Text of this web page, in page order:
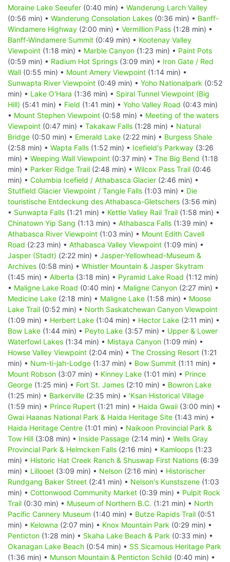
Moraine Lake Seeufer (0:40 min) • Wanderung Larch Valley
(0:56 min) • Wanderung Consolation Lakes (0:36 min) • Banff-
Windamere Highway (2:00 min) • Vermillion Pass (1:28 min) •
Banff-Windamere Summit (0:49 min) • Kootenay Valley
Viewpoint (1:18 min) • Marble Canyon (1:23 min) • Paint Pots
(0:59 min) • Radium Hot Springs (3:09 min) • Iron Gate / Red
Wall (0:55 min) • Mount Amery Viewpoint (1:14 min) •
Sunwapta River Viewpoint (0:49 min) • Yoho Nationalpark (0:52
min) • Lake O'Hara (1:36 min) • Spiral Tunnel Viewpoint (Big
Hill) (5:41 min) • Field (1:41 min) • Yoho Valley Road (0:43 min)
• Mount Stephen Viewpoint (0:58 min) • Meeting of the waters
Viewpoint (0:47 min) • Takakaw Falls (1:28 min) • Natural
Bridge (0:50 min) • Emerald Lake (2:22 min) • Burgess Shale
(2:58 min) • Wapta Falls (1:52 min) • Icefield's Parkway (3:26
min) • Weeping Wall Viewpoint (0:37 min) • The Big Bend (1:18
min) • Parker Ridge Trail (2:48 min) • Wilcox Pass Trail (0:46
min) • Columbia Icefield / Athabasca Glacier (2:46 min) •
Stutfield Glacier Viewpoint / Tangle Falls (1:03 min) • Die
touristische Entdeckung des Athabasca-Gletschers (3:56 min)
• Sunwapta Falls (1:21 min) • Kettle Valley Rail Trail (1:58 min) •
Chinatown Yip Sang (1:13 min) • Athabasca Falls (1:39 min) •
Athabasca River Viewpoint (1:03 min) • Mount Edith Cavell
Road (2:23 min) • Athabasca Valley Viewpoint (1:09 min) •
Jasper (Stadt) (2:22 min) • Jasper-Yellowhead-Museum &
Archives (0:58 min) • Whistler Mountain & Jasper Skytram
(1:45 min) • Alberta (3:18 min) • Pyramid Lake Road (1:12 min)
• Maligne Lake Road (0:40 min) • Maligne Canyon (2:27 min) •
Medicine Lake (2:18 min) • Maligne Lake (1:58 min) • Moose
Lake Trail (0:52 min) • North Saskatchewan Canyon Viewpoint
(1:09 min) • Herbert Lake (1:04 min) • Hector Lake (2:11 min) •
Bow Lake (1:44 min) • Peyto Lake (3:57 min) • Upper & Lower
Waterfowl Lakes (1:34 min) • Mistaya Canyon (1:09 min) •
Howse Valley Viewpoint (2:04 min) • The Crossing Resort (1:21
min) • Num-ti-jah-Lodge (1:37 min) • Bow Summit (1:11 min) •
Mount Robson (3:07 min) • Kinney Lake (1:01 min) • Prince
George (1:25 min) • Fort St. James (2:10 min) • Bowron Lake
(1:25 min) • Barkerville (2:35 min) • 'Ksan Historical Village
(1:59 min) • Prince Rupert (1:21 min) • Haida Gwaii (3:00 min) •
Gwai Haanas National Park & Haida Heritage Site (1:43 min) •
Haida Heritage Centre (1:01 min) • Naikoon Provincial Park &
Tow Hill (3:08 min) • Inside Passage (2:14 min) • Wells Gray
Provincial Park & Helmcken Falls (2:16 min) • Kamloops (1:23
min) • Historic Hat Creek Ranch & Shuswap First Nations (6:39
min) • Lillooet (3:09 min) • Nelson (2:16 min) • Historischer
Rundgang Baker Street (2:41 min) • Nelson's Kunstszene (1:03
min) • Cottonwood Community Market (0:39 min) • Pulpit Rock
Trail (0:30 min) • Museum of Northern B.C. (1:21 min) • North
Pacific Cannery Museum (1:40 min) • Butze Rapids Trail (0:51
min) • Kelowna (2:07 min) • Knox Mountain Park (0:29 min) •
Penticton (1:28 min) • Skaha Lake Beach & Park (0:33 min) •
Okanagan Lake Beach (0:54 min) • SS Sicamous Heritage Park
(1:36 min) • Munson Mountain & Penticton Schild (0:40 min) •